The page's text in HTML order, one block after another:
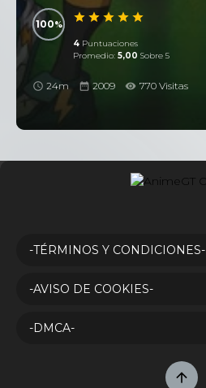
100
4 Puntuaciones
Promedio: 5,00 Sobre 5
24m 2009 770 Visitas
-TÉRMINOS Y CONDICIONES-
-AVISO DE COOKIES-
-DMCA-